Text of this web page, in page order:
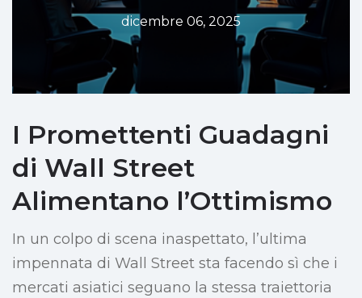
dicembre 06, 2025
I Promettenti Guadagni
di Wall Street
Alimentano l’Ottimismo
In un colpo di scena inaspettato, l’ultima
impennata di Wall Street sta facendo sì che i
mercati asiatici seguano la stessa traiettoria